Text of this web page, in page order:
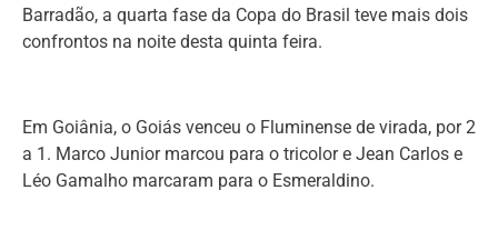
Barradão, a quarta fase da Copa do Brasil teve mais dois
confrontos na noite desta quinta feira.
Em Goiânia, o Goiás venceu o Fluminense de virada, por 2
a 1. Marco Junior marcou para o tricolor e Jean Carlos ​e
Léo Gamalho marcaram para o Esmeraldino.